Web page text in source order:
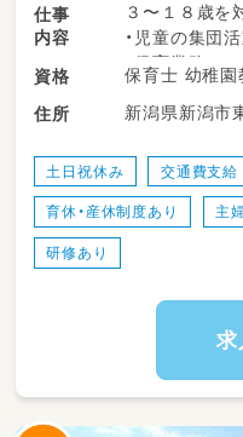
仕事
内容
３〜１８歳を
・児童の集団
・保育業務
・送迎
→軽自動車で
資格
住所
新潟県新潟市
土日祝休み 交通費支給
育休・産休制度あり 主
研修あり
求